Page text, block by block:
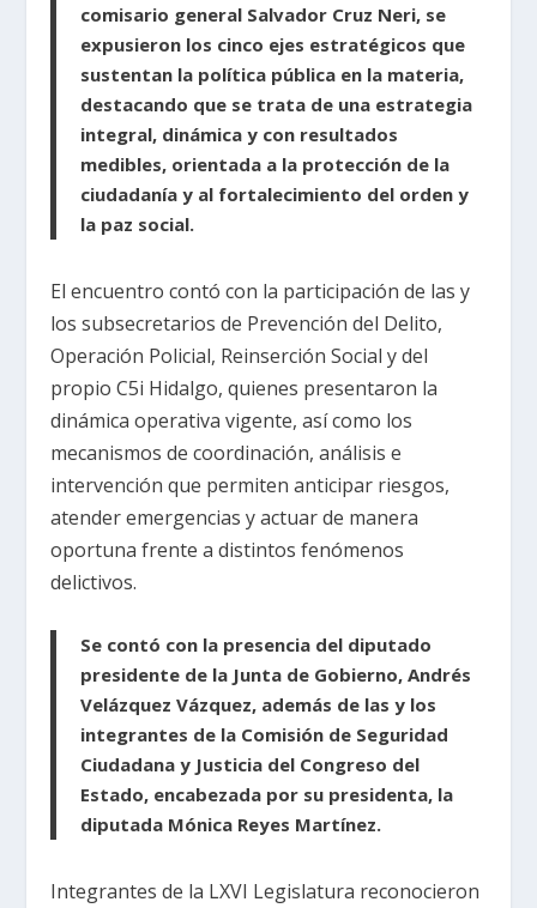
comisario general Salvador Cruz Neri, se
expusieron los cinco ejes estratégicos que
sustentan la política pública en la materia,
destacando que se trata de una estrategia
integral, dinámica y con resultados
medibles, orientada a la protección de la
ciudadanía y al fortalecimiento del orden y
la paz social.
El encuentro contó con la participación de las y
los subsecretarios de Prevención del Delito,
Operación Policial, Reinserción Social y del
propio C5i Hidalgo, quienes presentaron la
dinámica operativa vigente, así como los
mecanismos de coordinación, análisis e
intervención que permiten anticipar riesgos,
atender emergencias y actuar de manera
oportuna frente a distintos fenómenos
delictivos.
Se contó con la presencia del diputado
presidente de la Junta de Gobierno, Andrés
Velázquez Vázquez, además de las y los
integrantes de la Comisión de Seguridad
Ciudadana y Justicia del Congreso del
Estado, encabezada por su presidenta, la
diputada Mónica Reyes Martínez.
Integrantes de la LXVI Legislatura reconocieron